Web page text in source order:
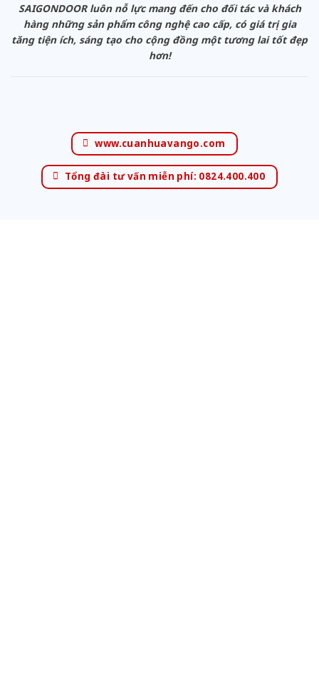
SAIGONDOOR luôn nỗ lực mang đến cho đối tác và khách
hàng những sản phẩm công nghệ cao cấp, có giá trị gia
tăng tiện ích, sáng tạo cho cộng đồng một tương lai tốt đẹp
hơn!
www.cuanhuavango.com
Tổng đài tư vấn miễn phí: 0824.400.400